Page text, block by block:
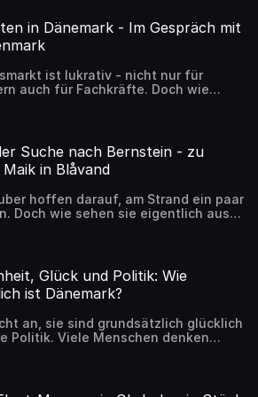
König Frederik X.? Und wie
Zu Gast ist die Kopenhagener
Gitte Merrild.
in Dänemark - Im Gespräch mit
ist lukrativ - nicht nur für
auch für Fachkräfte. Doch wie
überhaupt einen Job und wie
suchen. In der aktuellen Folge
Überblick über den dänischen
Suche nach Bernstein - zu
in Blåvand
hoffen darauf, am Strand ein paar
Doch wie sehen sie eigentlich aus
am Besten? Maik von KreAtiv
dieser Folge mit in die Welt der
gehen wir noch an den
Bernstein finden?
Glück und Politik: Wie
ist Dänemark?
an, sie sind grundsätzlich glücklich
Politik. Viele Menschen denken
alles besser ist. Stimmt das
den Kulissen aus und wie lebt
Antworten zu finden. Auch